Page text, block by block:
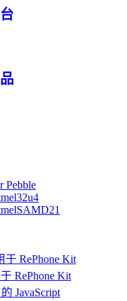
Pebble
于 RePhone Kit
RePhone Kit
JavaScript